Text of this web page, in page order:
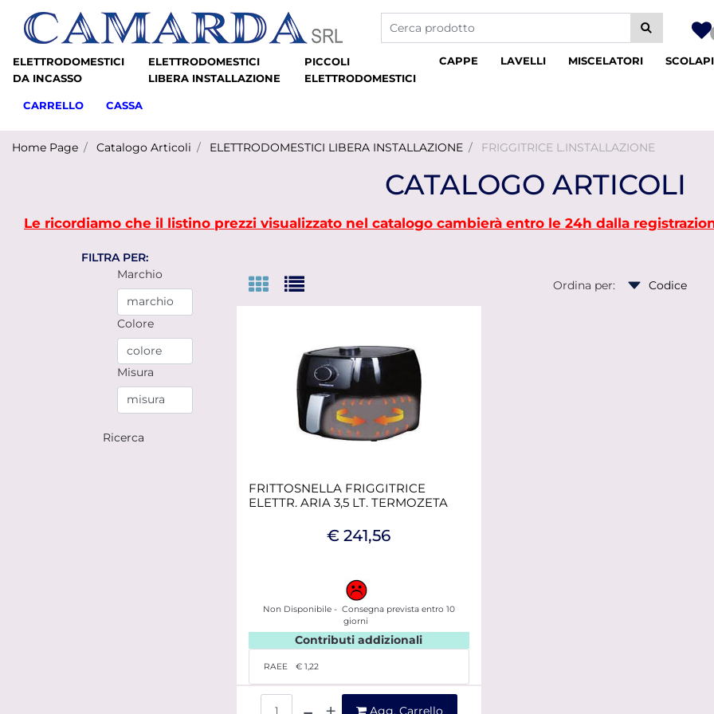
La modifica di un filtro aggiorna automaticamente gli
ELETTRODOMESTICI
DA INCASSO
ELETTRODOMESTICI
LIBERA INSTALLAZIONE
PICCOLI
ELETTRODOMESTICI
CAPPE LAVELLI MISCELATORI
CARRELLO CASSA
Home Page Catalogo Articoli ELETTRODOMESTICI LIBERA INSTALLAZIONE FRIGGITRICE L.INSTALLAZIONE
CATALOGO ARTICOLI
Le ricordiamo che il listino prezzi visualizzato nel catalogo cambierà entro le 24h dalla
FILTRA PER:
La modifica di un filtro aggiorna automaticamente gli altri filtri disponibili.
Marchio
Colore
Misura
Ordina per:
FRITTOSNELLA FRIGGITRICE
ELETTR. ARIA 3,5 LT. TERMOZETA
€ 241,56
Non Disponibile - Consegna prevista entro 10
giorni
Contributi addizionali
RAEE € 1,22
Agg. Carrello